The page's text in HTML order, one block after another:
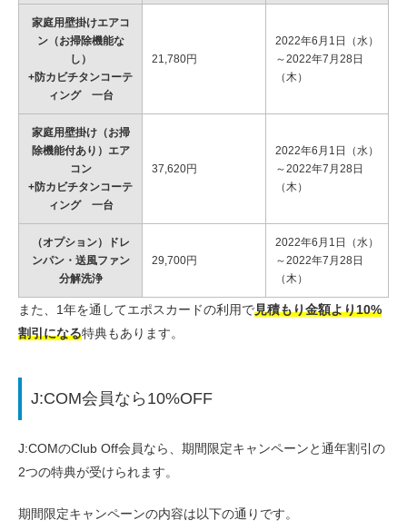
家庭用壁掛けエアコ
ン（お掃除機能な
し）
+防カビチタンコーテ
ィング 一台
21,780円
2022年6月1日（水）
～2022年7月28日
（木）
家庭用壁掛け（お掃
除機能付あり）エア
コン
+防カビチタンコーテ
ィング 一台
37,620円
2022年6月1日（水）
～2022年7月28日
（木）
（オプション）ドレ
ンパン・送風ファン
分解洗浄
29,700円
2022年6月1日（水）
～2022年7月28日
（木）
また、1年を通してエポスカードの利用で見積もり金額より10%
割引になる特典もあります。
J:COM会員なら10%OFF
J:COMのClub Off会員なら、期間限定キャンペーンと通年割引の
2つの特典が受けられます。
期間限定キャンペーンの内容は以下の通りです。